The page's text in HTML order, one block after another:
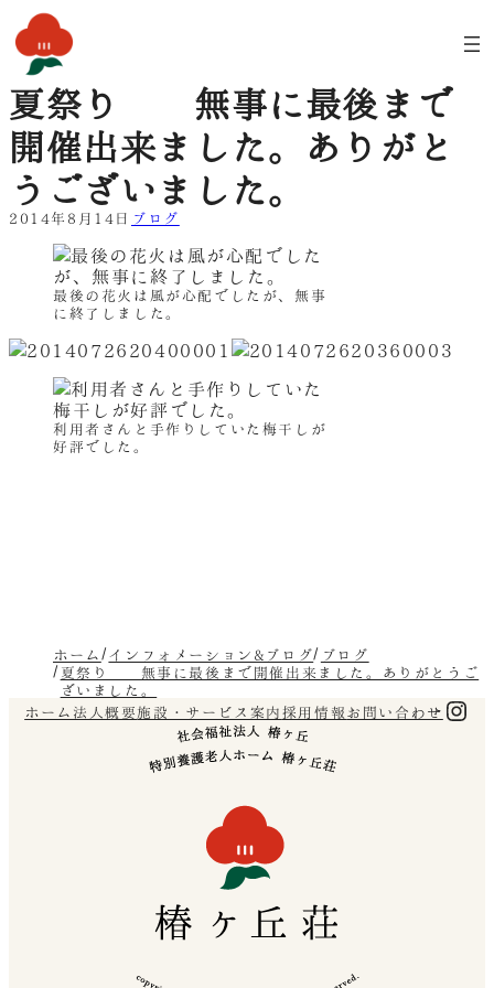
容
を
ス
キ
ッ
プ
夏祭り 無事に最後まで
開催出来ました。ありがと
うございました。
2014年8月14日 ブログ
最後の花火は風が心配でしたが、無事
に終了しました。
利用者さんと手作りしていた梅干しが
好評でした。
ホーム インフォメーション&ブログ
ブログ
夏祭り 無事に最後まで開催出来ました。ありがとうご
ざいました。
ホーム 法人概要施設・サービス案内採用情報 お問い合わせ